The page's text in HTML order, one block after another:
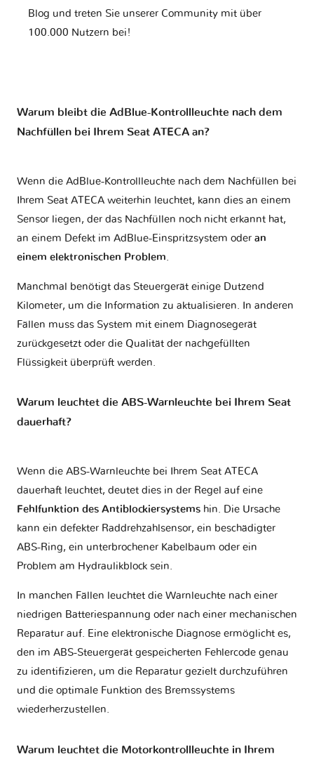
Blog und treten Sie unserer Community mit über
100.000 Nutzern bei!
Warum bleibt die AdBlue-Kontrollleuchte nach dem
Nachfüllen bei Ihrem Seat ATECA an?
Wenn die AdBlue-Kontrollleuchte nach dem Nachfüllen bei
Ihrem Seat ATECA weiterhin leuchtet, kann dies an einem
Sensor liegen, der das Nachfüllen noch nicht erkannt hat,
an einem Defekt im AdBlue-Einspritzsystem oder an
einem elektronischen Problem.
Manchmal benötigt das Steuergerät einige Dutzend
Kilometer, um die Information zu aktualisieren. In anderen
Fällen muss das System mit einem Diagnosegerät
zurückgesetzt oder die Qualität der nachgefüllten
Flüssigkeit überprüft werden.
Warum leuchtet die ABS-Warnleuchte bei Ihrem Seat
dauerhaft?
Wenn die ABS-Warnleuchte bei Ihrem Seat ATECA
dauerhaft leuchtet, deutet dies in der Regel auf eine
Fehlfunktion des Antiblockiersystems hin. Die Ursache
kann ein defekter Raddrehzahlsensor, ein beschädigter
ABS-Ring, ein unterbrochener Kabelbaum oder ein
Problem am Hydraulikblock sein.
In manchen Fällen leuchtet die Warnleuchte nach einer
niedrigen Batteriespannung oder nach einer mechanischen
Reparatur auf. Eine elektronische Diagnose ermöglicht es,
den im ABS-Steuergerät gespeicherten Fehlercode genau
zu identifizieren, um die Reparatur gezielt durchzuführen
und die optimale Funktion des Bremssystems
wiederherzustellen.
Warum leuchtet die Motorkontrollleuchte in Ihrem